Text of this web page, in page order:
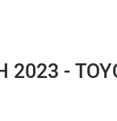
2023 -